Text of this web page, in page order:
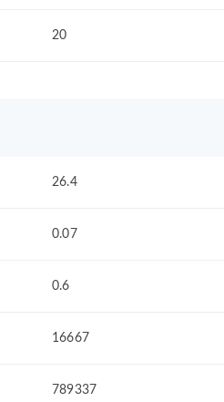
20
26.4
0.07
0.6
16667
789337